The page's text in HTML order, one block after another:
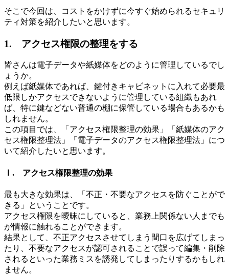
そこで今回は、コストをかけずに今すぐ始められるセキュリ
ティ対策を紹介したいと思います。
1. アクセス権限の整理をする
皆さんは電子データや紙媒体をどのように管理しているでし
ょうか。
例えば紙媒体であれば、鍵付きキャビネットに入れて必要最
低限しかアクセスできないように管理している組織もあれ
ば、特に鍵などない普通の棚に保管している場合もあるかも
しれません。
この項目では、「アクセス権限整理の効果」「紙媒体のアク
セス権限整理法」「電子データのアクセス権限整理法」につ
いて紹介したいと思います。
Ⅰ. アクセス権限整理の効果
最も大きな効果は、「不正・不要なアクセスを防ぐことがで
きる」ということです。
アクセス権限を曖昧にしていると、業務上関係ない人までも
が情報に触れることができます。
結果として、不正アクセスさせてしまう間口を広げてしまっ
たり、不要なアクセスが認可されることで誤って編集・削除
されるといった業務ミスを誘発してしまったりするかもしれ
ません。